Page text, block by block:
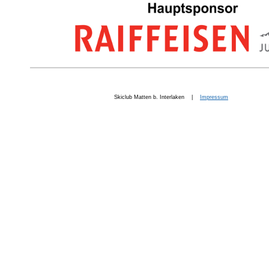
Skiclub Matten b. Interlaken | Impressum